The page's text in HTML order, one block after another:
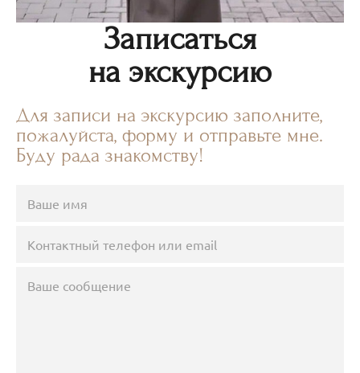
Записаться
на экскурсию
Для записи на экскурсию заполните,
пожалуйста, форму и отправьте мне.
Буду рада знакомству!